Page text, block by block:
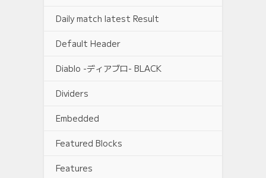
Daily match latest Result
Default Header
Diablo -ディアブロ- BLACK
Dividers
Embedded
Featured Blocks
Features